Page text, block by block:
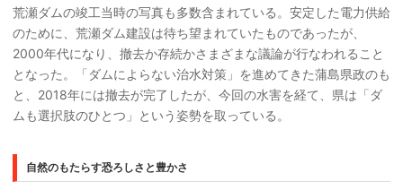
荒瀬ダムの竣工当時の写真も多数含まれている。安定した電力供給
のために、荒瀬ダム建設は待ち望まれていたものであったが、
2000年代になり、撤去か存続かさまざまな議論が行なわれること
となった。「ダムによらない治水対策」を進めてきた蒲島県政のも
と、2018年には撤去が完了したが、今回の水害を経て、県は「ダ
ムも選択肢のひとつ」という姿勢を取っている。
自然のもたらす恐ろしさと豊かさ